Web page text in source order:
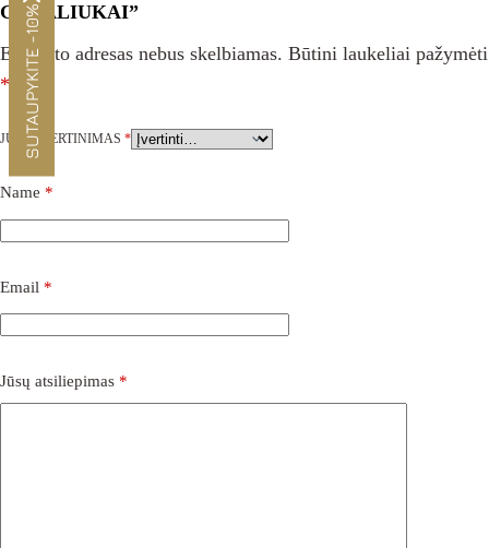
GABALIUKAI”
El. pašto adresas nebus skelbiamas. Būtini laukeliai pažymėti
*
JŪSŲ ĮVERTINIMAS *
Name *
Email *
Jūsų atsiliepimas *
SUTAUPYKITE -10%